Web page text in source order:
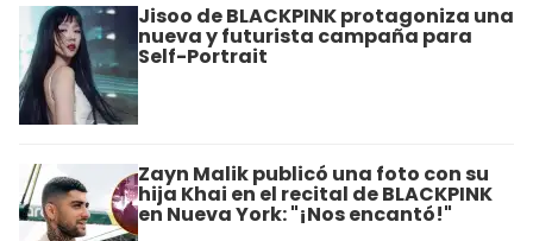
Jisoo de BLACKPINK protagoniza una
nueva y futurista campaña para
Self-Portrait
Zayn Malik publicó una foto con su
hija Khai en el recital de BLACKPINK
en Nueva York: "¡Nos encantó!"